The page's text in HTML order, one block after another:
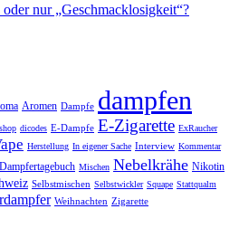
nur „Geschmacklosigkeit“?
Aromen Dampfe dampfen
dicodes E-Dampfe E-Zigarette ExRaucher
Herstellung In eigener Sache Interview Kommentar
Mischen Nebelkrähe Nikotin
Selbstmischen Selbstwickler Squape Stattqualm
Weihnachten Zigarette